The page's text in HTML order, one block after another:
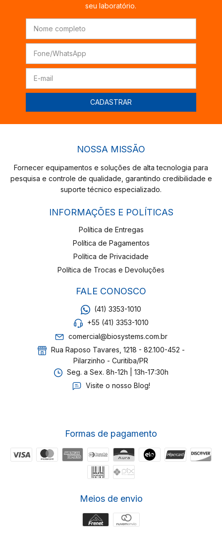
seu laboratório.
NOSSA MISSÃO
Fornecer equipamentos e soluções de alta tecnologia para
pesquisa e controle de qualidade, garantindo credibilidade e
suporte técnico especializado.
INFORMAÇÕES E POLÍTICAS
Política de Entregas
Política de Pagamentos
Política de Privacidade
Política de Trocas e Devoluções
FALE CONOSCO
(41) 3353-1010
+55 (41) 3353-1010
comercial@biosystems.com.br
Rua Raposo Tavares, 1218 - 82.100-452 -
Pilarzinho - Curitiba/PR
Seg. a Sex. 8h-12h | 13h-17:30h
Visite o nosso Blog!
Formas de pagamento
Meios de envio